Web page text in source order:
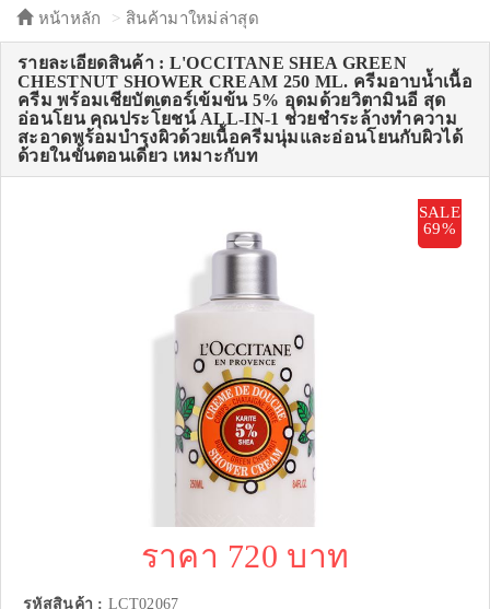
หน้าหลัก สินค้ามาใหม่ล่าสุด
รายละเอียดสินค้า : L'OCCITANE SHEA GREEN
CHESTNUT SHOWER CREAM 250 ML. ครีมอาบน้ำเนื้อ
ครีม พร้อมเชียบัตเตอร์เข้มข้น 5% อุดมด้วยวิตามินอี สุด
อ่อนโยน คุณประโยชน์ ALL-IN-1 ช่วยชำระล้างทำความ
สะอาดพร้อมบำรุงผิวด้วยเนื้อครีมนุ่มและอ่อนโยนกับผิวได้
ด้วยในขั้นตอนเดียว เหมาะกับท
SALE
69%
ราคา 720 บาท
รหัสสินค้า : LCT02067